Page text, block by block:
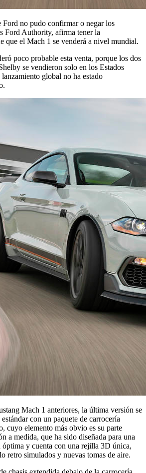
no pudo confirmar o negar los
Ford Authority, afirma tener la
que el Mach 1 se venderá a nivel mundial.
poco probable esta venta, porque los dos
se vendieron solo en los Estados
global no ha estado
Mach 1 anteriores, la última versión se
con un paquete de carrocería
cuyo elemento más obvio es su parte
a medida, que ha sido diseñada para una
y cuenta con una rejilla 3D única,
retro simulados y nuevas tomas de aire.